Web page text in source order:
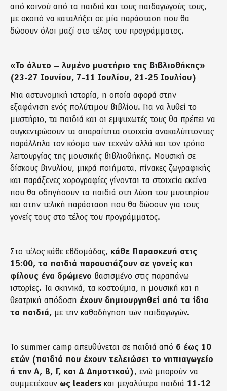
από κοινού από τα παιδιά και τους παιδαγωγούς τους,
με σκοπό να καταλήξει σε μία παράσταση που θα
δώσουν όλοι μαζί στο τέλος του προγράμματος.
«Το άλυτο – λυμένο μυστήριο της βιβλιοθήκης»
(23-27 Ιουνίου, 7-11 Ιουλίου, 21-25 Ιουλίου)
Μια αστυνομική ιστορία, η οποία αφορά στην
εξαφάνιση ενός πολύτιμου βιβλίου. Για να λυθεί το
μυστήριο, τα παιδιά και οι εμψυχωτές τους θα πρέπει να
συγκεντρώσουν τα απαραίτητα στοιχεία ανακαλύπτοντας
παράλληλα τον κόσμο των τεχνών αλλά και τον τρόπο
λειτουργίας της μουσικής βιβλιοθήκης. Μουσική σε
δίσκους βινυλίου, μικρά ποιήματα, πίνακες ζωγραφικής
και παράξενες χορογραφίες γίνονται τα στοιχεία εκείνα
που θα οδηγήσουν τα παιδιά στη λύση του μυστηρίου
και στην τελική παράσταση που θα δώσουν για τους
γονείς τους στο τέλος του προγράμματος.
Στο τέλος κάθε εβδομάδας, κάθε Παρασκευή στις
15:00, τα παιδιά παρουσιάζουν σε γονείς και
φίλους ένα δρώμενο βασισμένο στις παραπάνω
ιστορίες. Τα σκηνικά, τα κοστούμια, η μουσική και η
θεατρική απόδοση έχουν δημιουργηθεί από τα ίδια
τα παιδιά, με την καθοδήγηση των παιδαγωγών.
Το summer camp απευθύνεται σε παιδιά από 6 έως 10
ετών (παιδιά που έχουν τελειώσει το νηπιαγωγείο
ή την Α, Β, Γ, και Δ Δημοτικού), ενώ μπορούν να
συμμετέχουν ως leaders και μεγαλύτερα παιδιά 11-12